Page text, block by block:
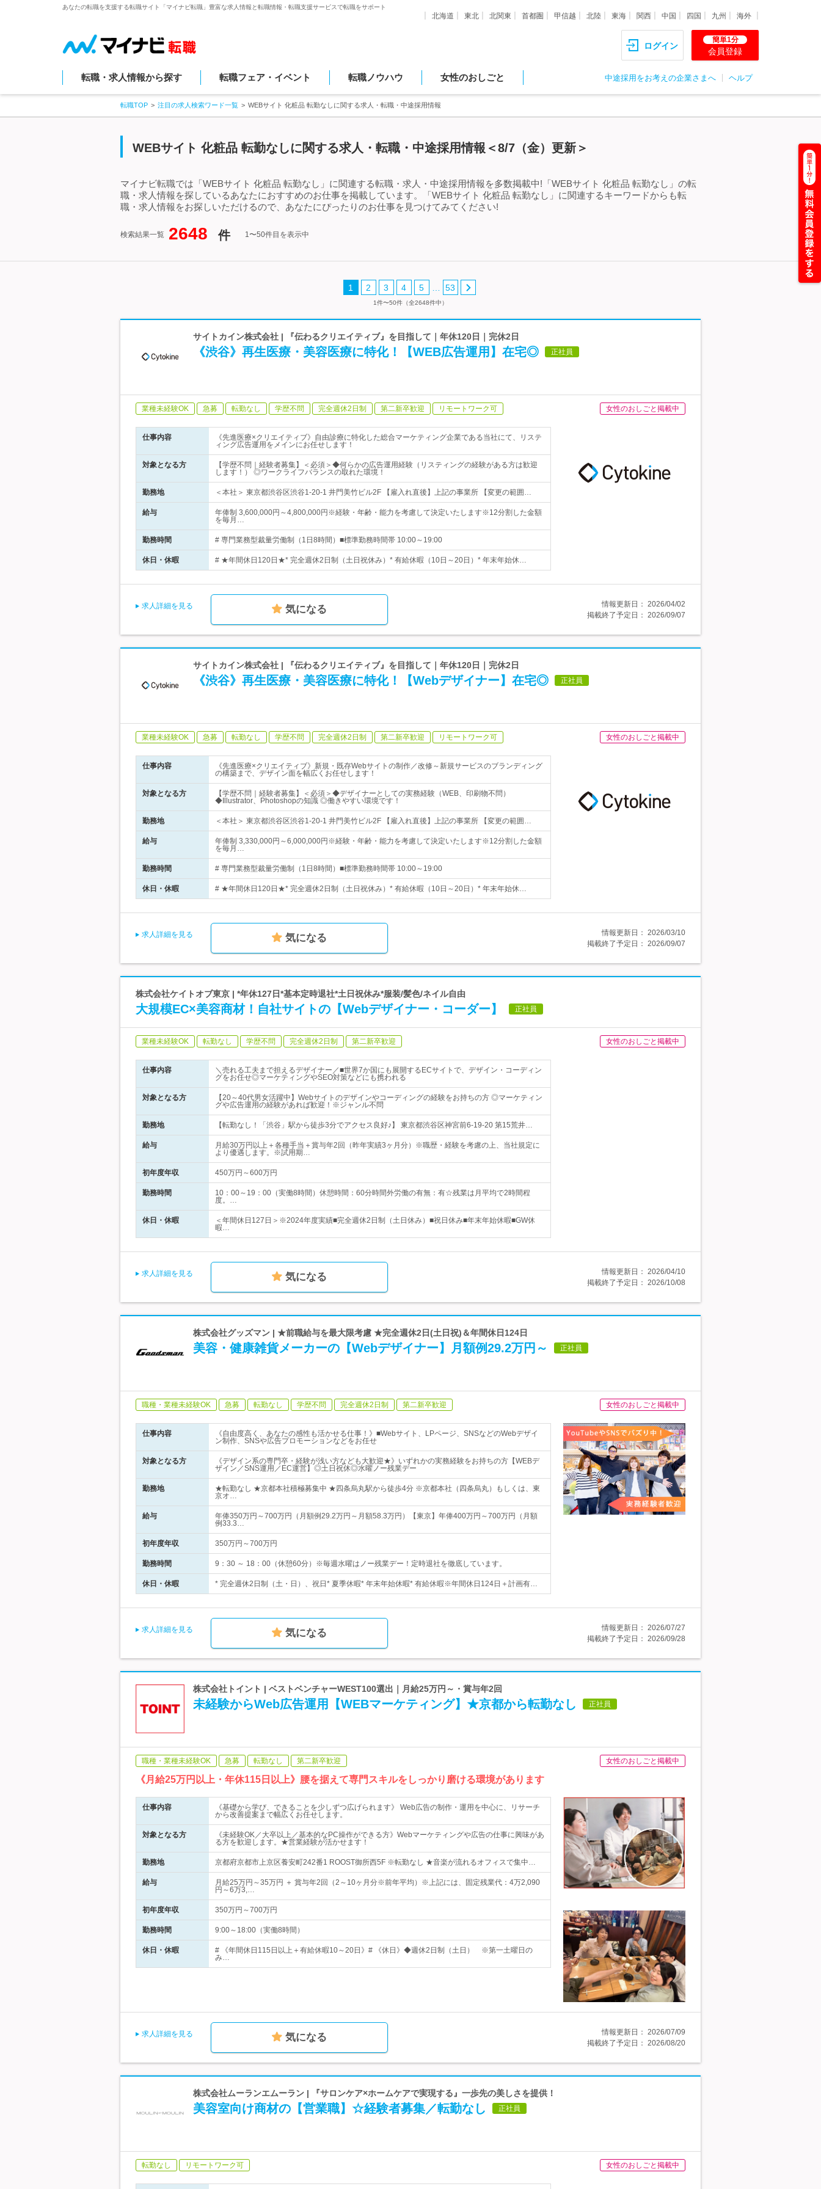
あなたの転職を支援する転職サイト「マイナビ転職」豊富な求人情報と転職情報・転職支援サービスで転職をサポート
北海道 東北 北関東 首都圏 甲信越 北陸 東海 関西 中国 四国 九州 海外
ログイン
簡単1分
会員登録
転職・求人情報から探す 転職フェア・イベント 転職ノウハウ 女性のおしごと 中途採用をお考えの企業さまへ ヘルプ
転職TOP 注目の求人検索ワード一覧 WEBサイト 化粧品 転勤なしに関する求人・転職・中途採用情報
WEBサイト 化粧品 転勤なしに関する求人・転職・中途採用情報＜8/7（金）更新＞
マイナビ転職では「WEBサイト 化粧品 転勤なし」に関連する転職・求人・中途採用情報を多数掲載中!「WEBサイト 化粧品 転勤なし」の転
職・求人情報を探しているあなたにおすすめのお仕事を掲載しています。「WEBサイト 化粧品 転勤なし」に関連するキーワードからも転
職・求人情報をお探しいただけるので、あなたにぴったりのお仕事を見つけてみてください!
検索結果一覧 2648 件 1〜50件目を表示中
1 2 3 4 5 53
1件〜50件（全2648件中）
サイトカイン株式会社 | 『伝わるクリエイティブ』を目指して｜年休120日｜完休2日
《渋谷》再生医療・美容医療に特化！【WEB広告運用】在宅◎ 正社員
業種未経験OK 急募 転勤なし 学歴不問 完全週休2日制 第二新卒歓迎 リモートワーク可 女性のおしごと掲載中
仕事内容
《先進医療×クリエイティブ》自由診療に特化した総合マーケティング企業である当社にて、リステ
ィング広告運用をメインにお任せします！
対象となる方
【学歴不問｜経験者募集】＜必須＞◆何らかの広告運用経験（リスティングの経験がある方は歓迎
します！） ◎ワークライフバランスの取れた環境！
勤務地 ＜本社＞ 東京都渋谷区渋谷1-20-1 井門美竹ビル2F 【雇入れ直後】上記の事業所 【変更の範囲…
給与
年俸制 3,600,000円～4,800,000円※経験・年齢・能力を考慮して決定いたします※12分割した金額
を毎月…
勤務時間 # 専門業務型裁量労働制（1日8時間）■標準勤務時間帯 10:00～19:00
休日・休暇 # ★年間休日120日★* 完全週休2日制（土日祝休み）* 有給休暇（10日～20日）* 年末年始休…
求人詳細を見る 気になる 情報更新日： 2026/04/02
掲載終了予定日： 2026/09/07
サイトカイン株式会社 | 『伝わるクリエイティブ』を目指して｜年休120日｜完休2日
《渋谷》再生医療・美容医療に特化！【Webデザイナー】在宅◎ 正社員
業種未経験OK 急募 転勤なし 学歴不問 完全週休2日制 第二新卒歓迎 リモートワーク可 女性のおしごと掲載中
仕事内容
《先進医療×クリエイティブ》新規・既存Webサイトの制作／改修～新規サービスのブランディング
の構築まで、デザイン面を幅広くお任せします！
対象となる方
【学歴不問｜経験者募集】＜必須＞◆デザイナーとしての実務経験（WEB、印刷物不問）
◆Illustrator、Photoshopの知識 ◎働きやすい環境です！
勤務地 ＜本社＞ 東京都渋谷区渋谷1-20-1 井門美竹ビル2F 【雇入れ直後】上記の事業所 【変更の範囲…
給与
年俸制 3,330,000円～6,000,000円※経験・年齢・能力を考慮して決定いたします※12分割した金額
を毎月…
勤務時間 # 専門業務型裁量労働制（1日8時間）■標準勤務時間帯 10:00～19:00
休日・休暇 # ★年間休日120日★* 完全週休2日制（土日祝休み）* 有給休暇（10日～20日）* 年末年始休…
求人詳細を見る 気になる 情報更新日： 2026/03/10
掲載終了予定日： 2026/09/07
株式会社ケイトオブ東京 | *年休127日*基本定時退社*土日祝休み*服装/髪色/ネイル自由
大規模EC×美容商材！自社サイトの【Webデザイナー・コーダー】 正社員
業種未経験OK 転勤なし 学歴不問 完全週休2日制 第二新卒歓迎 女性のおしごと掲載中
仕事内容
＼売れる工夫まで担えるデザイナー／■世界7か国にも展開するECサイトで、デザイン・コーディン
グをお任せ◎マーケティングやSEO対策などにも携われる
対象となる方
【20～40代男女活躍中】Webサイトのデザインやコーディングの経験をお持ちの方 ◎マーケティン
グや広告運用の経験があれば歓迎！※ジャンル不問
勤務地 【転勤なし！「渋谷」駅から徒歩3分でアクセス良好♪】 東京都渋谷区神宮前6-19-20 第15荒井…
給与
月給30万円以上＋各種手当＋賞与年2回（昨年実績3ヶ月分）※職歴・経験を考慮の上、当社規定に
より優遇します。※試用期…
初年度年収 450万円～600万円
勤務時間
10：00～19：00（実働8時間）休憩時間：60分時間外労働の有無：有☆残業は月平均で2時間程
度。…
休日・休暇
＜年間休日127日＞※2024年度実績■完全週休2日制（土日休み）■祝日休み■年末年始休暇■GW休
暇…
求人詳細を見る 気になる 情報更新日： 2026/04/10
掲載終了予定日： 2026/10/08
株式会社グッズマン | ★前職給与を最大限考慮 ★完全週休2日(土日祝)＆年間休日124日
美容・健康雑貨メーカーの【Webデザイナー】月額例29.2万円～ 正社員
職種・業種未経験OK 急募 転勤なし 学歴不問 完全週休2日制 第二新卒歓迎 女性のおしごと掲載中
仕事内容
《自由度高く、あなたの感性も活かせる仕事！》■Webサイト、LPページ、SNSなどのWebデザイ
ン制作、SNSや広告プロモーションなどをお任せ
対象となる方
《デザイン系の専門卒・経験が浅い方なども大歓迎★》いずれかの実務経験をお持ちの方【WEBデ
ザイン／SNS運用／EC運営】◎土日祝休◎水曜ノー残業デー
勤務地
★転勤なし ★京都本社積極募集中 ★四条烏丸駅から徒歩4分 ※京都本社（四条烏丸）もしくは、東
京オ…
給与
年俸350万円～700万円（月額例29.2万円～月額58.3万円）【東京】年俸400万円～700万円（月額
例33.3…
初年度年収 350万円～700万円
勤務時間 9：30 ～ 18：00（休憩60分）※毎週水曜はノー残業デー！定時退社を徹底しています。
休日・休暇 * 完全週休2日制（土・日）、祝日* 夏季休暇* 年末年始休暇* 有給休暇※年間休日124日＋計画有…
求人詳細を見る 気になる 情報更新日： 2026/07/27
掲載終了予定日： 2026/09/28
株式会社トイント | ベストベンチャーWEST100選出｜月給25万円～・賞与年2回
未経験からWeb広告運用【WEBマーケティング】★京都から転勤なし 正社員
職種・業種未経験OK 急募 転勤なし 第二新卒歓迎 女性のおしごと掲載中
《月給25万円以上・年休115日以上》腰を据えて専門スキルをしっかり磨ける環境があります
仕事内容
《基礎から学び、できることを少しずつ広げられます》 Web広告の制作・運用を中心に、リサーチ
から改善提案まで幅広くお任せします。
対象となる方
《未経験OK／大卒以上／基本的なPC操作ができる方》Webマーケティングや広告の仕事に興味があ
る方を歓迎します。★営業経験が活かせます！
勤務地 京都府京都市上京区養安町242番1 ROOST御所西5F ※転勤なし ★音楽が流れるオフィスで集中…
給与
月給25万円～35万円 ＋ 賞与年2回（2～10ヶ月分※前年平均）※上記には、固定残業代：4万2,090
円～6万3,…
初年度年収 350万円～700万円
勤務時間 9:00～18:00（実働8時間）
休日・休暇
# 《年間休日115日以上＋有給休暇10～20日》# 《休日》◆週休2日制（土日） ※第一土曜日の
み…
求人詳細を見る 気になる 情報更新日： 2026/07/09
掲載終了予定日： 2026/08/20
株式会社ムーランエムーラン | 『サロンケア×ホームケアで実現する』一歩先の美しさを提供！
美容室向け商材の【営業職】☆経験者募集／転勤なし 正社員
転勤なし リモートワーク可 女性のおしごと掲載中